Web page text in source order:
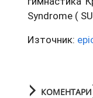
Syndrome (
Източник:
КОМЕНТАРИ